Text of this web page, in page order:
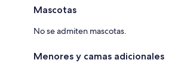
Mascotas
No se admiten mascotas.
Menores y camas adicionales